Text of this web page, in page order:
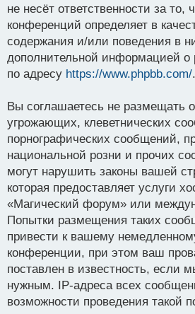
не несёт ответственности за то,
конференций определяет в
содержания и/или поведения в
дополнительной информацией о
по адресу https://www.phpbb.com/.
Вы соглашаетесь не размещать
угрожающих, клеветнических
порнографических сообщений,
национальной розни и прочих
могут нарушить законы вашей
которая предоставляет услуги
«Магический форум» или
Попытки размещения таких
привести к вашему
конференции, при этом ваш
поставлен в известность, если
нужным. IP-адреса всех
возможности проведения такой